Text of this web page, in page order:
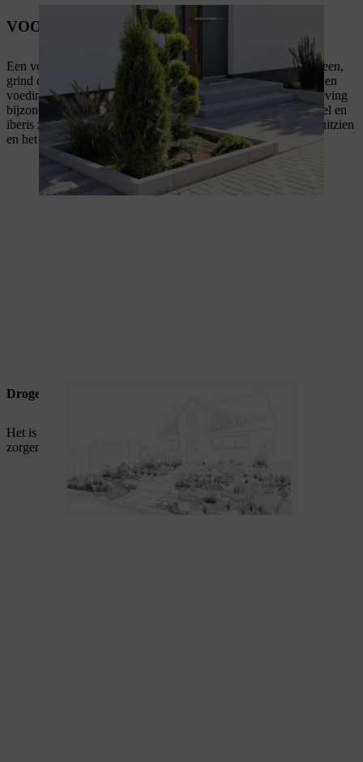
VOORTUIN MET STENEN
Een voortuin kan worden vormgegeven als een rotstuin met steen,
grind of gruis naar alpine voorbeeld. Planten die weinig water en
voedingsstoffen nodig hebben, voelen zich in deze arme omgeving
bijzonder goed. Sedum, aubrieta, schildzaad, phlox, doornappel en
iberis zijn enkele voorbeelden van gewassen die er natuurlijk uitzien
en het goed doen in een rotstuin.
Droge grond voor rotstuinplanten
Het is echter belangrijk om voor de juiste omstandigheden te
zorgen: